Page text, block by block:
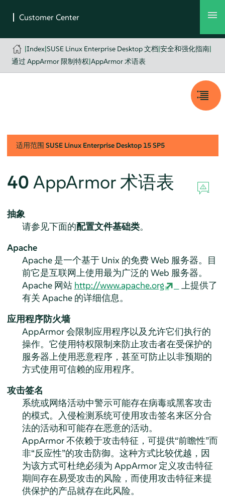
|Index|SUSE Linux Enterprise Desktop 文档|安全和强化指南|
通过 AppArmor 限制特权|AppArmor 术语表
适用范围 SUSE Linux Enterprise Desktop 15 SP5
40 AppArmor术语表
抽象
请参见下面的配置文件基础类。
Apache
Apache 是一个基于 Unix 的免费 Web 服务器。目
前它是互联网上使用最为广泛的 Web 服务器。
Apache 网站 http://www.apache.org
上提供了
有关 Apache 的详细信息。
应用程序防火墙
AppArmor会限制应用程序以及允许它们执行的
操作。它使用特权限制来防止攻击者在受保护的
服务器上使用恶意程序，甚至可防止以非预期的
方式使用可信赖的应用程序。
攻击签名
系统或网络活动中警示可能存在病毒或黑客攻击
的模式。入侵检测系统可使用攻击签名来区分合
法的活动和可能存在恶意的活动。
AppArmor不依赖于攻击特征，可提供“前瞻性”而
非“反应性”的攻击防御。这种方式比较优越，因
为该方式可杜绝必须为 AppArmor定义攻击特征
期间存在易受攻击的风险，而使用攻击特征来提
供保护的产品就存在此风险。